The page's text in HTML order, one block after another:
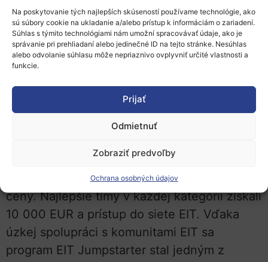
Na poskytovanie tých najlepších skúseností používame technológie, ako
sú súbory cookie na ukladanie a/alebo prístup k informáciám o zariadení.
Súhlas s týmito technológiami nám umožní spracovávať údaje, ako je
správanie pri prehliadaní alebo jedinečné ID na tejto stránke. Nesúhlas
alebo odvolanie súhlasu môže nepriaznivo ovplyvniť určité vlastnosti a
funkcie.
Prijať
Odmietnuť
Zobraziť predvoľby
Ochrana osobných údajov
generuje optimálne programy robotov
(RoboTwin, EIT Manufacturing) alebo sieť
špičkových (e-)parkovísk pre bicykle so
zameraním na bezpečnosť (T-Park, EIT
Od roku 2017 bolo v rámci programu
vyškolených 570 začínajúcich podnikov. Len
pričom 42 z nich dostalo šancu predstúpiť
pred odbornú porotu a súťažiť o finančné
ceny. Najlepšie tímy v každej kategórii získali
10 000 EUR a prístup do siete EIT. Vďaka
úzkej spolupráci s komunitami EIT sa
program EIT Jumpstarter stal jedným z